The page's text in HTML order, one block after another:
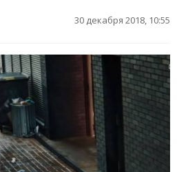
30 декабря 2018, 10:55